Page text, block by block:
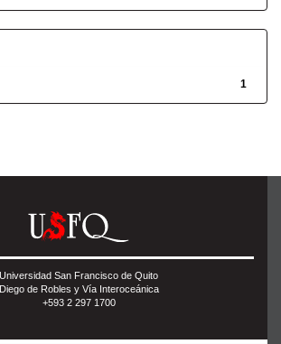
1
Universidad San Francisco de Quito
Diego de Robles y Vía Interoceánica
+593 2 297 1700